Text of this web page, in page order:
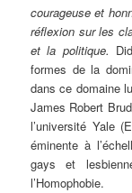
courageuse et
réflexion sur les
et la politique.
formes de la
dans ce domaine
James Robert
l’université Yale
éminente à
gays et
l’Homophobie.